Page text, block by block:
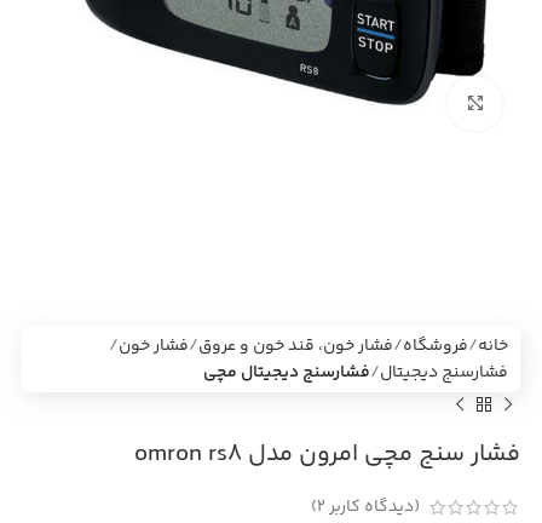
بزرگنمایی تصویر
خانه فروشگاه فشار خون، قند خون و عروق فشار خون
فشارسنج دیجیتال فشارسنج دیجیتال مچی
فشار سنج مچی امرون مدل omron rs8
(دیدگاه کاربر2
)